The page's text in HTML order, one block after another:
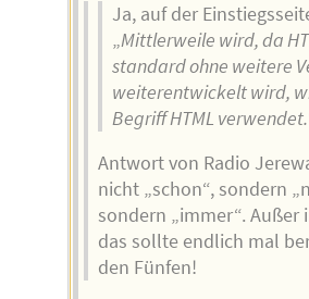
Ja, auf der
„Mittlerweile wird, da
standard ohne weitere
weiterentwickelt wird,
Begriff HTML verwendet.
Antwort von Radio
nicht „schon“, sondern
sondern „immer“. Außer
das sollte endlich mal
den Fünfen!